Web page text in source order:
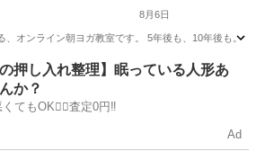
8月6日
、オンライン朝ヨガ教室です。 5年後も、10年後も
オンライン
の押し入れ整理】眠っている人形あ
か？
てもOK🙆‍♀️査定0円‼️
Ad